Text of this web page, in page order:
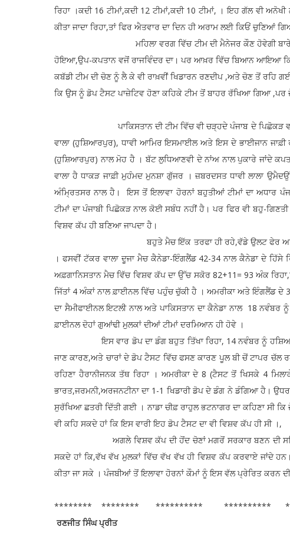
ਰਿਹਾ ।ਕਦੀ 16 ਟੀਮਾਂ,ਕਦੀ 12 ਟੀਮਾਂ,ਕਦੀ 10 ਟੀਮਾਂ, । ਇਹ ਗੱਲ ਵੀ
ਕੀਤਾ ਜਾਦਾ ਰਿਹਾ,ਤਾਂ ਫਿਰ ਐਤਵਾਰ ਦਾ ਦਿਨ ਹੀ ਅਰਾਮ ਲਈ ਕਿਓਂ ਚੁਣਿਆਂ
ਮਹਿਲਾ ਵਰਗ ਵਿੱਚ ਟੀਮ ਦੀ ਮੈਨੇਜਰ ਕੌਣ ਹੋਵੇਗੀ ਬਾਰੇ ਵੀ
ਹੋਇਆ,ਉਪ-ਕਪਤਾਨ ਵਜੋਂ ਰਾਜਵਿੰਦਰ ਦਾ। ਪਰ ਆਖ਼ਰ ਵਿੱਚ ਬਿਆਨ ਆਇਆ
ਕਬੱਡੀ ਟੀਮ ਦੀ ਚੋਣ ਨੂੰ ਲੈ ਕੇ ਵੀ ਰਾਖ਼ਵੀਂ ਖਿਡਾਰਨ ਰਣਦੀਪ ,ਅਤੇ ਚੋਣ ਤੋਂ ਰਹਿ
ਕਿ ਉਸ ਨੂੰ ਡੋਪ ਟੈਸਟ ਪਾਜ਼ੇਟਿਵ ਹੋਣਾ ਕਹਿਕੇ ਟੀਮ ਤੋਂ ਬਾਹਰ ਰੱਖਿਆ ਗਿਆ
ਪਾਕਿਸਤਾਨ ਦੀ ਟੀਮ ਵਿੱਚ ਵੀ ਚੜ੍ਹਦੇ ਪੰਜਾਬ ਦੇ ਪਿਛੋਕੜ ਵਾਲੇ 8
ਵਾਲਾ (ਹੁਸ਼ਿਆਰਪੁਰ), ਧਾਵੀ ਆਮਿਰ ਇਸਮਾਈਲ ਅਤੇ ਇਸ ਦੇ ਭਾਈਜਾਨ
(ਹੁਸ਼ਿਆਰਪੁਰ) ਨਾਲ ਮੋਹ ਹੈ । ਬੱਟ ਲੁਧਿਆਣਵੀ ਦੇ ਨਾਂਅ ਨਾਲ ਪੁਕਾਰੇ ਜਾਂਦੇ
ਵਾਲਾ ਹੈ ਧਾਕੜ ਜਾਫ਼ੀ ਮੁਹੰਮਦ ਮੁਨਸ਼ਾ ਗੁੱਜਰ । ਜ਼ਬਰਦਸਤ ਧਾਵੀ ਲਾਲਾ
ਅੰਮ੍ਰਿਤਸਰ ਨਾਲ ਹੈ। ਇਸ ਤੋਂ ਇਲਾਵਾ ਹੋਰਨਾਂ ਬਹੁਤੀਆਂ ਟੀਮਾਂ ਦਾ ਅਧਾਰ
ਟੀਮਾਂ ਦਾ ਪੰਜਾਬੀ ਪਿਛੋਕੜ ਨਾਲ ਕੋਈ ਸਬੰਧ ਨਹੀਂ ਹੈ। ਪਰ ਫਿਰ ਵੀ ਬਹੁ-
ਵਿਸ਼ਵ ਕੱਪ ਹੀ ਬਣਿਆ ਜਾਪਦਾ ਹੈ।
ਬਹੁਤੇ ਮੈਚ ਇੱਕ ਤਰਫਾ ਹੀ ਰਹੇ,ਵੱਡੇ ਉਲਟ ਫੇਰ ਅਤੇ ਉਤਰਾਅ ਚੜਾਅ
। ਫਸਵੀਂ ਟੱਕਰ ਵਾਲਾ ਦੂਜਾ ਮੈਚ ਕੈਨੇਡਾ-ਇੰਗਲੈਂਡ 42-34 ਨਾਲ ਕੈਨੇਡਾ ਦੇ ਹਿੱਸੇ
ਅਫ਼ਗਾਨਿਸਤਾਨ ਮੈਚ ਵਿੱਚ ਵਿਸ਼ਵ ਕੱਪ ਦਾ ਉੱਚ ਸਕੋਰ 82+11= 93 ਅੰਕ
ਜਿੱਤਾਂ 4 ਅੰਕਾਂ ਨਾਲ ਫ਼ਾਈਨਲ ਵਿੱਚ ਪਹੁੰਚ ਚੁੱਕੀ ਹੈ । ਅਮਰੀਕਾ ਅਤੇ ਇੰਗਲੈਂਡ ਦੇ
ਦਾ ਸੈਮੀਫਾਈਨਲ ਇਟਲੀ ਨਾਲ ਅਤੇ ਪਾਕਿਸਤਾਨ ਦਾ ਕੈਨੇਡਾ ਨਾਲ 18 ਨਵੰਬਰ
ਫ਼ਾਈਨਲ ਦੋਹਾਂ ਗੁਆਂਢੀ ਮੁਲਕਾਂ ਦੀਆਂ ਟੀਮਾਂ ਦਰਮਿਆਨ ਹੀ ਹੋਵੇ ।
ਇਸ ਵਾਰ ਡੋਪ ਦਾ ਡੰਗ ਬਹੁਤ ਤਿੱਖਾ ਰਿਹਾ, 14 ਨਵੰਬਰ ਨੂੰ
ਜਾਣ ਕਾਰਣ,ਅਤੇ ਚਾਰਾਂ ਦੇ ਡੋਪ ਟੈਸਟ ਵਿੱਚ ਫਸਣ ਕਾਰਣ ਪੂਲ ਬੀ ਚੋਂ ਟਾਪਰ ਚੱਲ
ਰਹਿਣਾ ਹੈਰਾਨੀਜਨਕ ਤੱਥ ਰਿਹਾ । ਅਮਰੀਕਾ ਦੇ 8 (ਟੈਸਟ ਤੋਂ ਖਿਸਕੇ 4
ਭਾਰਤ,ਜਰਮਨੀ,ਅਰਜਨਟੀਨਾ ਦਾ 1-1 ਖਿਡਾਰੀ ਡੋਪ ਦੇ ਡੰਗ ਨੇ ਡੰਗਿਆ ਹੈ।
ਸੁਰੱਖਿਆ ਛਤਰੀ ਦਿੱਤੀ ਗਈ । ਨਾਡਾ ਚੀਫ਼ ਰਾਹੁਲ ਭਟਨਾਗਰ ਦਾ ਕਹਿਣਾ ਸੀ
ਵੀ ਕਹਿ ਸਕਦੇ ਹਾਂ ਕਿ ਇਸ ਵਾਰੀ ਇਹ ਡੋਪ ਟੈਸਟ ਦਾ ਵੀ ਵਿਸ਼ਵ ਕੱਪ ਹੀ ਸੀ ।,
ਅਗਲੇ ਵਿਸ਼ਵ ਕੱਪ ਦੀ ਹੋਂਦ ਚੋਣਾਂ ਮਗਰੋਂ ਸਰਕਾਰ ਬਣਨ ਦੀ ਸਥਿੱਤੀ
ਸਕਦੇ ਹਾਂ ਕਿ,ਵੱਖ ਵੱਖ ਮੁਲਕਾਂ ਵਿੱਚ ਵੱਖ ਵੱਖ ਹੀ ਵਿਸ਼ਵ ਕੱਪ ਕਰਵਾਏ ਜਾਂਦੇ
ਕੀਤਾ ਜਾ ਸਕੇ । ਪੰਜਬੀਆਂ ਤੋਂ ਇਲਾਵਾ ਹੋਰਨਾਂ ਕੌਮਾਂ ਨੂੰ ਇਸ ਵੱਲ ਪ੍ਰੇਰਿਤ ਕਰਨ
******** ******** ********** **********
ਰਣਜੀਤ ਸਿੰਘ ਪ੍ਰੀਤ